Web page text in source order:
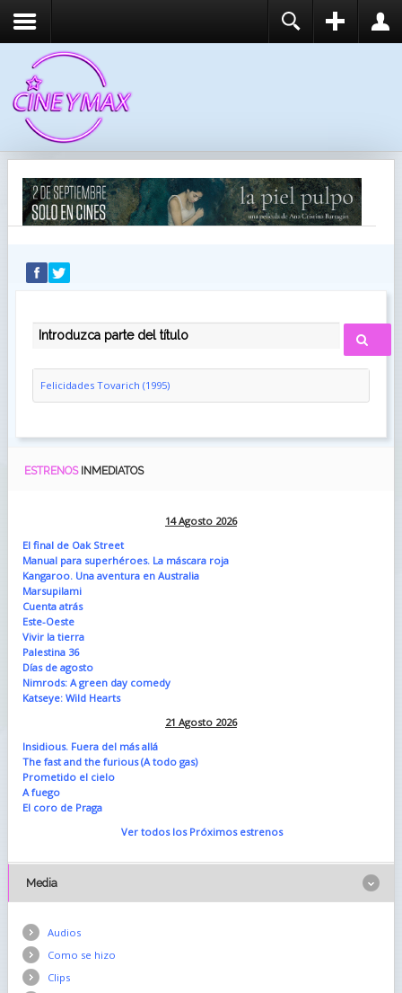
RECUÉRDEME
IDENTIFICARSE
INTRODUZCA PARTE DEL TÍTULO
Felicidades Tovarich (1995)
ESTRENOS INMEDIATOS
14 Agosto 2026
El final de Oak Street
Manual para superhéroes. La máscara roja
Kangaroo. Una aventura en Australia
Marsupilami
Cuenta atrás
Este-Oeste
Vivir la tierra
Palestina 36
Días de agosto
Nimrods: A green day comedy
Katseye: Wild Hearts
21 Agosto 2026
Insidious. Fuera del más allá
The fast and the furious (A todo gas)
Prometido el cielo
A fuego
El coro de Praga
Ver todos los Próximos estrenos
Media
Audios
Como se hizo
Clips